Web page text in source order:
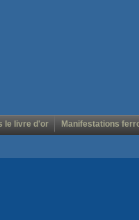
le livre d'or Manifestations